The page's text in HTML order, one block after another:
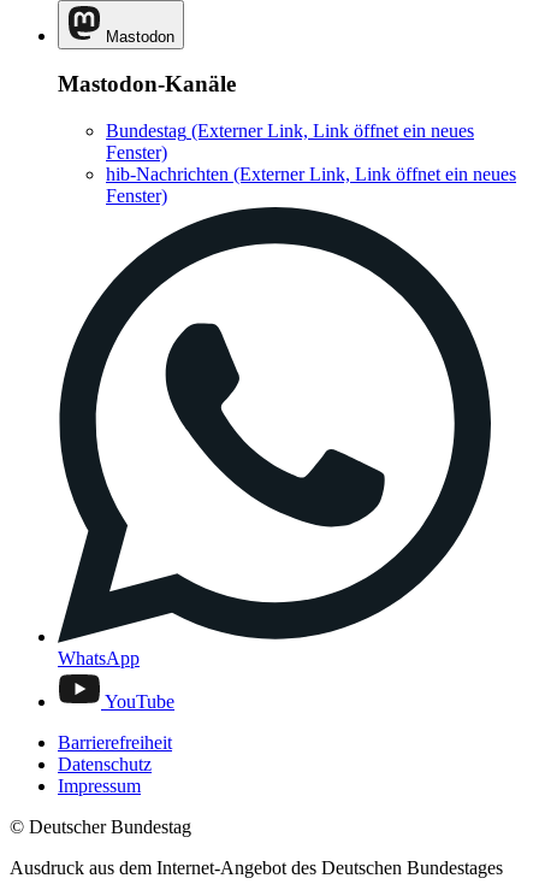
Mastodon
Mastodon-Kanäle
Bundestag (Externer Link, Link öffnet ein neues
Fenster)
hib-Nachrichten (Externer Link, Link öffnet ein neues
Fenster)
WhatsApp
YouTube
Barrierefreiheit
Datenschutz
Impressum
© Deutscher Bundestag
Ausdruck aus dem Internet-Angebot des Deutschen Bundestages